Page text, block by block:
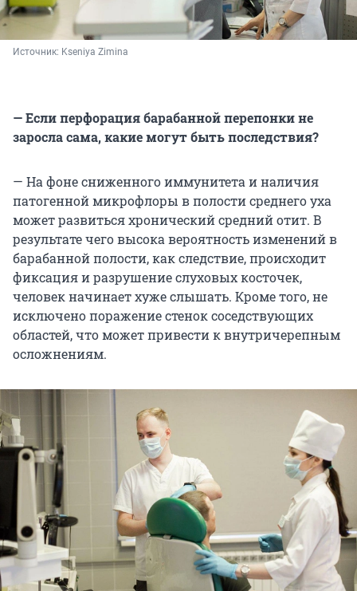
Источник: Kseniya Zimina
— Если перфорация барабанной перепонки не
заросла сама, какие могут быть последствия?
— На фоне сниженного иммунитета и наличия
патогенной микрофлоры в полости среднего уха
может развиться хронический средний отит. В
результате чего высока вероятность изменений в
барабанной полости, как следствие, происходит
фиксация и разрушение слуховых косточек,
человек начинает хуже слышать. Кроме того, не
исключено поражение стенок соседствующих
областей, что может привести к внутричерепным
осложнениям.